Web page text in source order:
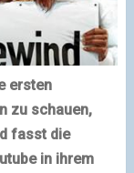
ersten
zu schauen,
fasst die
in ihrem